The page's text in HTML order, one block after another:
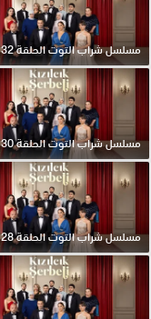
مسلسل شراب التوت الحلقة 132
مسلسل شراب التوت الحلقة 130
مسلسل شراب التوت الحلقة 128